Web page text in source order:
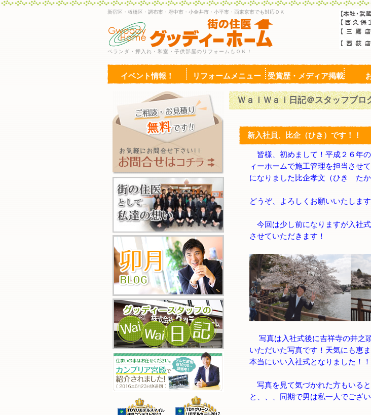
新宿区・板橋区・調布市・府中市・小金井市・小平市・西東京市でも対応ＯＫ
ベランダ・押入れ・和室・子供部屋のリフォームもＯＫ！
イベント情報！ リフォームメニュー 受賞歴・メディア掲載
ＷａｉＷａｉ日記＠スタッフブロ
新入社員、比企（ひき）です！！
皆様、初めまして！平成２６年
ィーホームで施工管理を担当させ
になりました比企孝文（ひき たか
どうぞ、よろしくお願いいたします
今回は少し前になりますが入社
させていただきます！
写真は入社式後に吉祥寺の井之
いただいた写真です！天気にも恵
本当にいい入社式となりました！！
写真を見て気づかれた方もいる
と、、、同期で男は私一人でござい